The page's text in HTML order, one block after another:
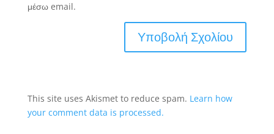
μέσω email.
This site uses Akismet to reduce spam. Learn how
your comment data is processed.